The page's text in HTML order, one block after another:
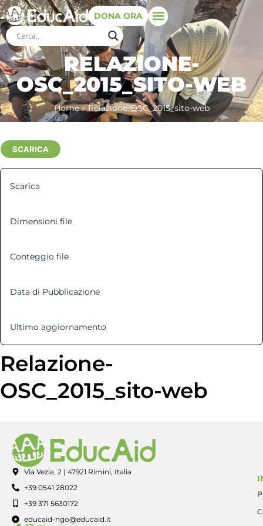
DONA ORA
RELAZIONE-
OSC_2015_SITO-WEB
Home»Relazione-OSC_2015_sito-web
SCARICA
Scarica
Dimensioni file
Conteggio file
Data di Pubblicazione
Ultimo aggiornamento
Relazione-
OSC_2015_sito-web
Via Vezia, 2 | 47921 Rimini, Italia
+39 0541 28022
+39 371 5630172
educaid-ngo@educaid.it